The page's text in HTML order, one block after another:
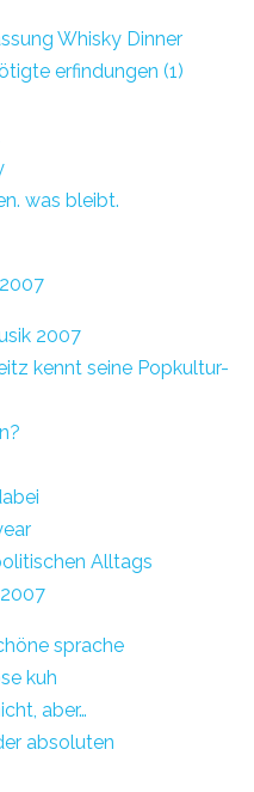
Whisky Dinner
erfindungen (1)
was bleibt.
2007
kennt seine Popkultur-
Alltags
sprache
kuh
aber…
absoluten